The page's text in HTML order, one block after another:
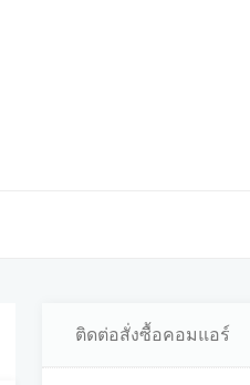
ติดต่อสั่งซื้อคอมแอร์